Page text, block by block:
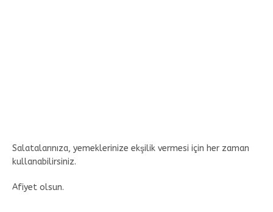
Salatalarınıza, yemeklerinize ekşilik vermesi için her zaman
kullanabilirsiniz.
Afiyet olsun.